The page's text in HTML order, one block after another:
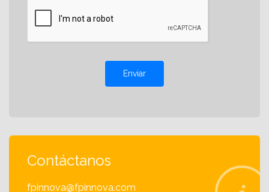
Enviar
Contáctanos
fpinnova@fpinnova.com